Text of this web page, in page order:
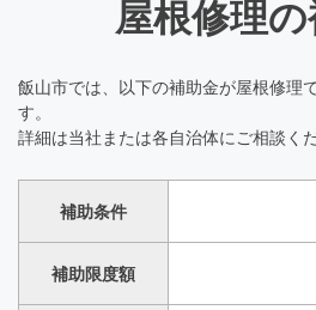
屋根修理
飯山市では、以下の補助金が屋根修理
す。
詳細は当社または各自治体にご相談くだ
補助条件
補助限度額